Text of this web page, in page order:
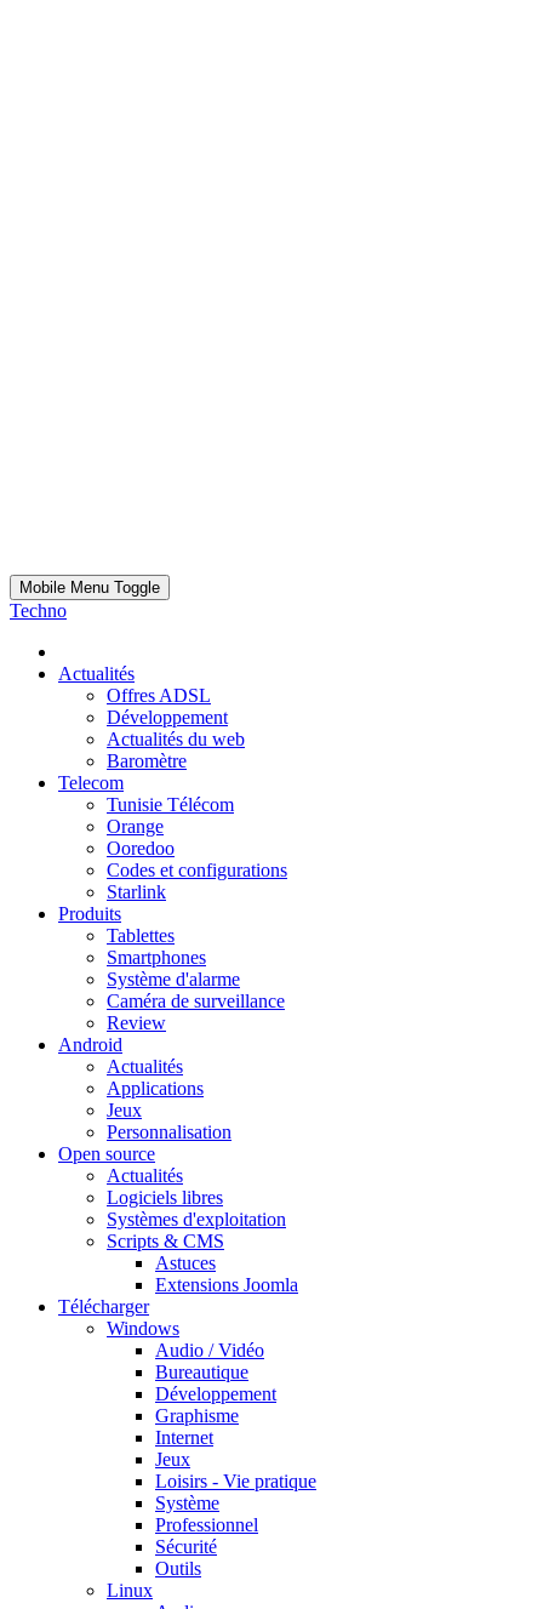
Mobile Menu Toggle
Techno
Actualités
Offres ADSL
Développement
Actualités du web
Baromètre
Telecom
Tunisie Télécom
Orange
Ooredoo
Codes et configurations
Starlink
Produits
Tablettes
Smartphones
Système d'alarme
Caméra de surveillance
Review
Android
Actualités
Applications
Jeux
Personnalisation
Open source
Actualités
Logiciels libres
Systèmes d'exploitation
Scripts & CMS
Astuces
Extensions Joomla
Télécharger
Windows
Audio / Vidéo
Bureautique
Développement
Graphisme
Internet
Jeux
Loisirs - Vie pratique
Système
Professionnel
Sécurité
Outils
Linux